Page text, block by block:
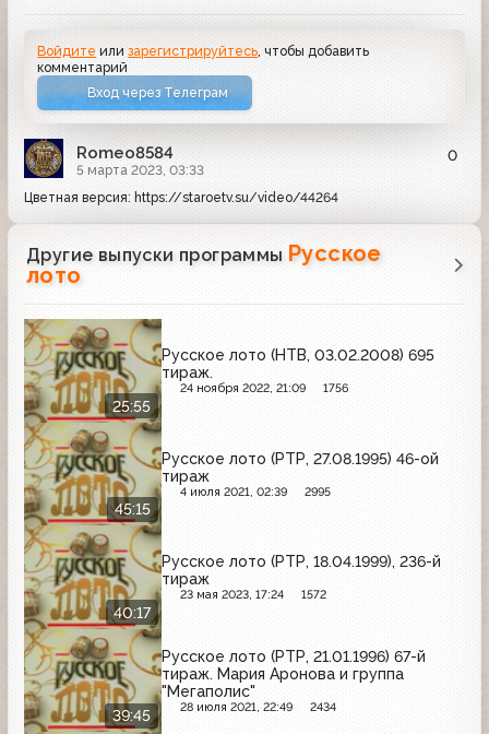
Войдите илизарегистрируйтесь , чтобы добавить
комментарий
Вход через Телеграм
Romeo8584
5 марта 2023, 03:33
0
Цветная версия: https://staroetv.su/video/44264
Другие выпуски программы Русское
лото
25:55
Русское лото (НТВ, 03.02.2008) 695
тираж.
24 ноября 2022, 21:09 1756
45:15
Русское лото (РТР, 27.08.1995) 46-ой
тираж
4 июля 2021, 02:39 2995
40:17
Русское лото (РТР, 18.04.1999), 236-й
тираж
23 мая 2023, 17:24 1572
39:45
Русское лото (РТР, 21.01.1996) 67-й
тираж. Мария Аронова и группа
"Мегаполис"
28 июля 2021, 22:49 2434